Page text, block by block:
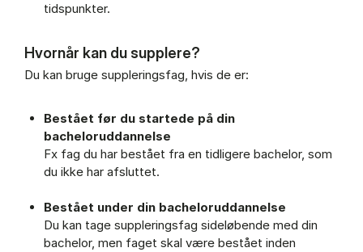
tidspunkter.
Hvornår kan du supplere?
Du kan bruge suppleringsfag, hvis de er:
Bestået før du startede på din
bacheloruddannelse
Fx fag du har bestået fra en tidligere bachelor, som
du ikke har afsluttet.
Bestået under din bacheloruddannelse
Du kan tage suppleringsfag sideløbende med din
bachelor, men faget skal være bestået inden